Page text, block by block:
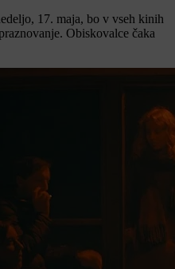
17. maja, bo v vseh kinih
Obiskovalce čaka